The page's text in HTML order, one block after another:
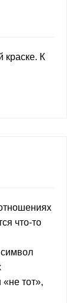
краске. К
что‑то
тот»,